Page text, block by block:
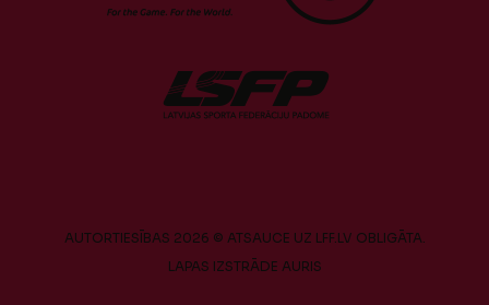
AUTORTIESĪBAS 2026 © ATSAUCE UZ LFF.LV OBLIGĀTA.
LAPAS IZSTRĀDE AURIS